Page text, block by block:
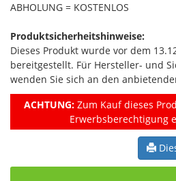
ABHOLUNG = KOSTENLOS
Produktsicherheitshinweise:
Dieses Produkt wurde vor dem
bereitgestellt. Für Hersteller- und
wenden Sie sich an den
ACHTUNG:Zum Kauf dieses
Erwerbsberechtigung